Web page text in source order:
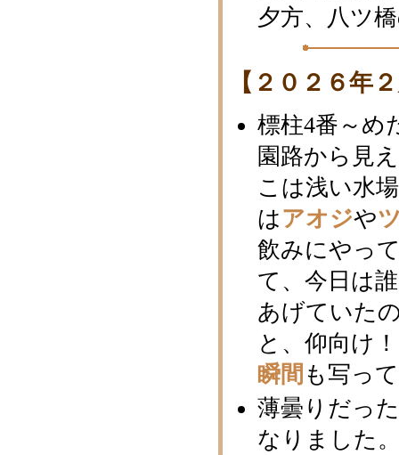
夕方、八ツ
【２０２６年
標柱4番～め
園路から見
こは浅い水
はアオジや
飲みにやっ
て、今日は
あげていた
と、仰向け
瞬間 も写っ
薄曇りだっ
なりました